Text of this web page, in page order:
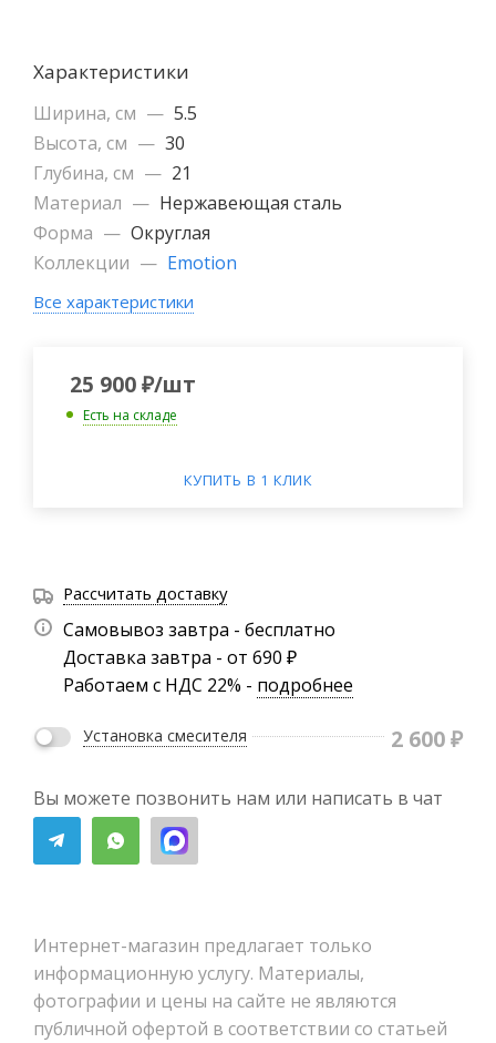
Характеристики
Ширина, см — 5.5
Высота, см — 30
Глубина, см — 21
Материал — Нержавеющая сталь
Форма — Округлая
Коллекции — Emotion
Все характеристики
25 900₽/шт
Есть на складе
КУПИТЬ В 1 КЛИК
Рассчитать доставку
Самовывоз завтра - бесплатно
Доставка завтра - от 690 ₽
Работаем с НДС 22% - подробнее
Установка смесителя 2 600₽
Вы можете позвонить нам или написать в чат
Интернет-магазин предлагает только
информационную услугу. Материалы,
фотографии и цены на сайте не являются
публичной офертой в соответствии со статьей